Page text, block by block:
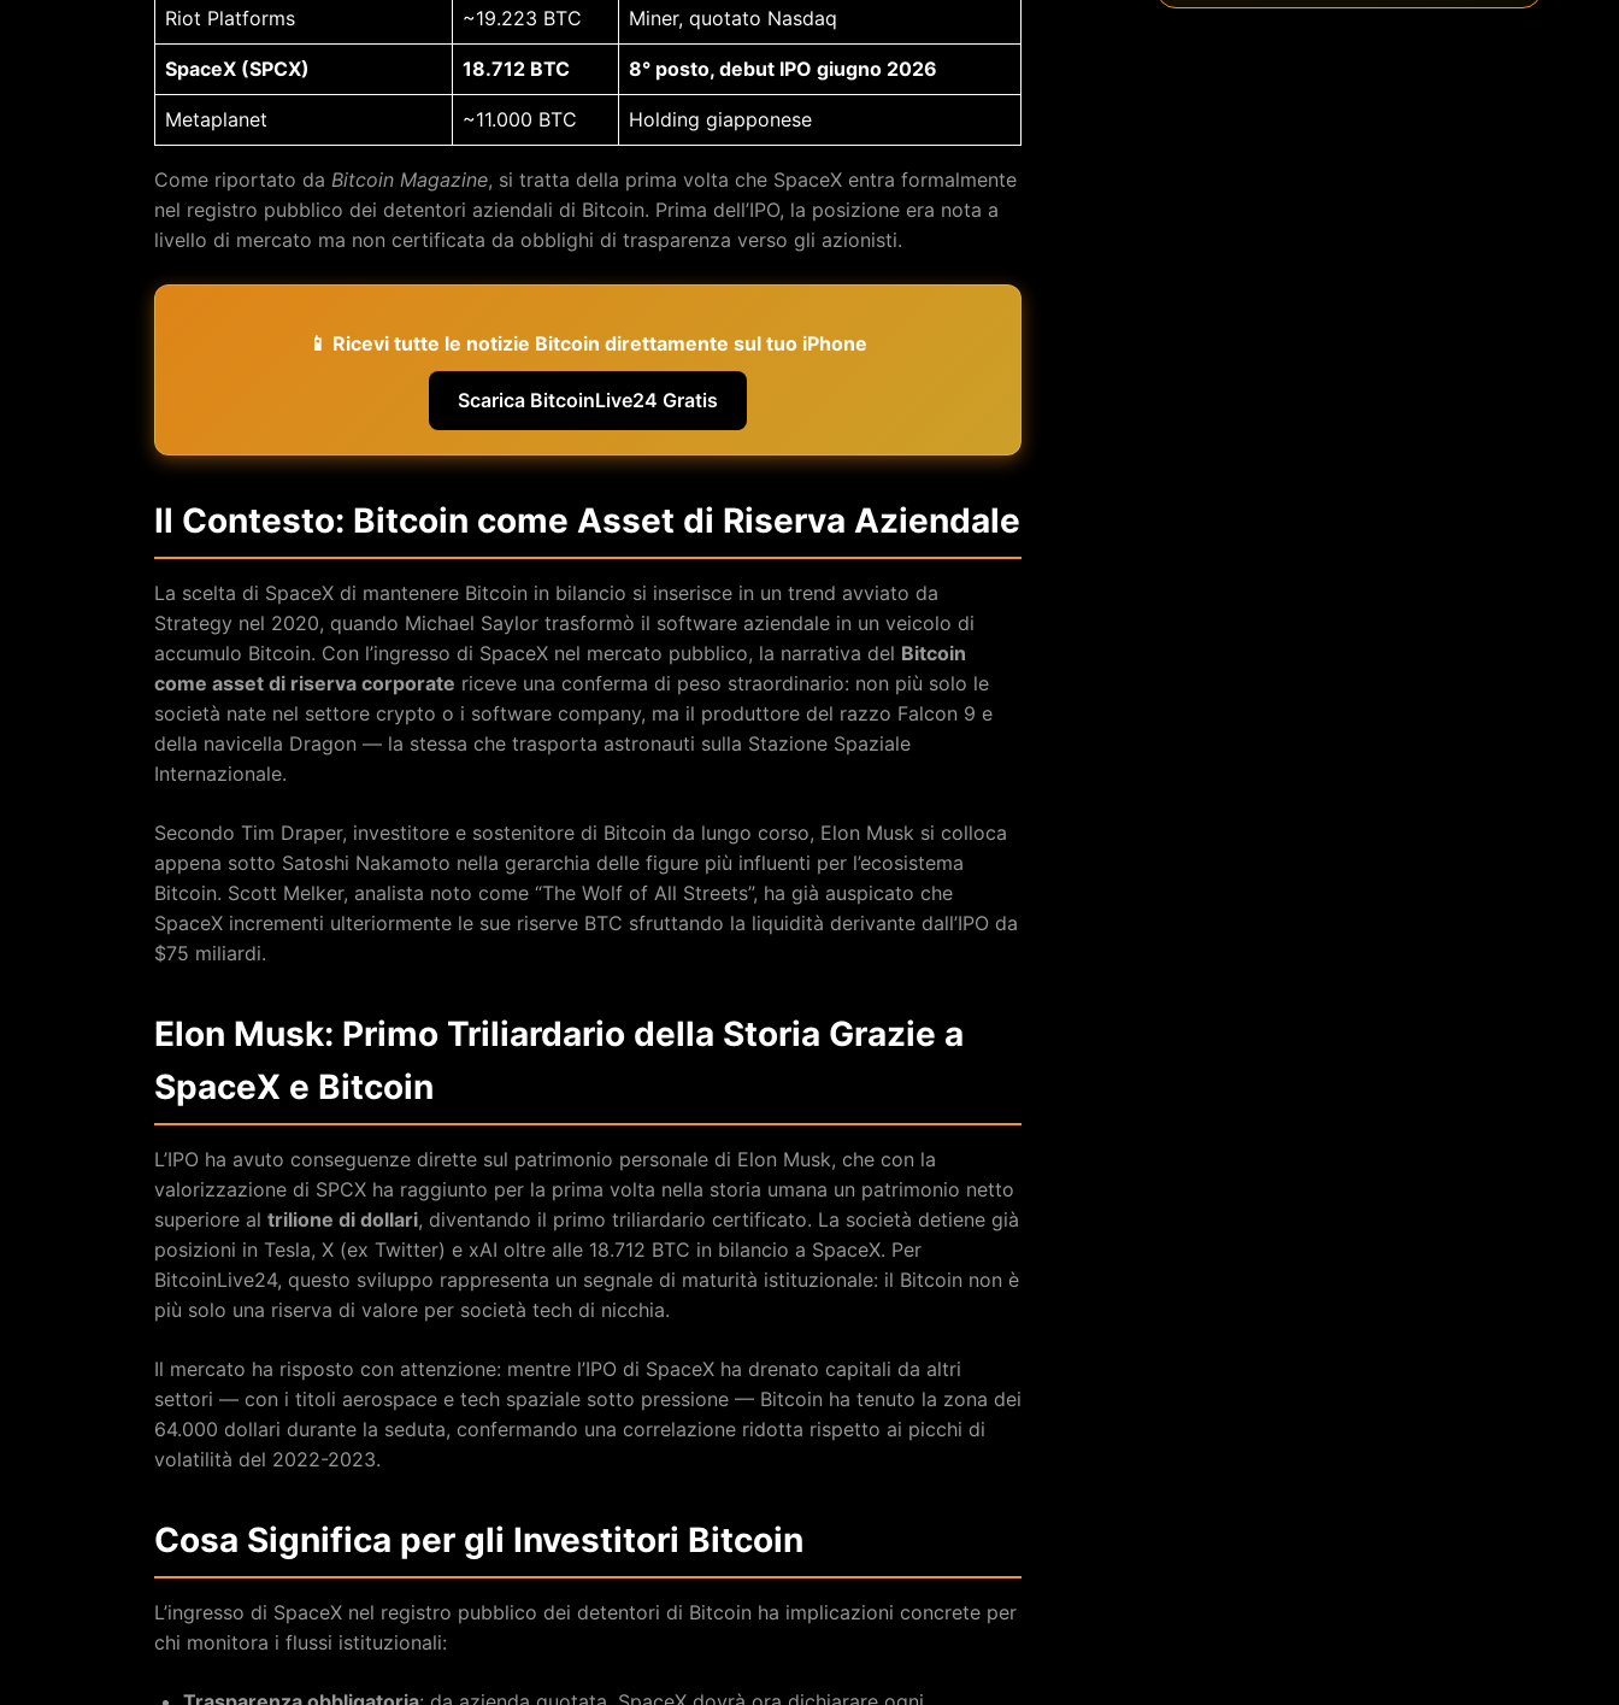
Riot Platforms ~19.223 BTC Miner, quotato Nasdaq
SpaceX (SPCX) 18.712 BTC 8° posto, debut IPO giugno 2026
Metaplanet ~11.000 BTC Holding giapponese
Come riportato da Bitcoin Magazine, si tratta della prima volta che SpaceX entra formalmente
nel registro pubblico dei detentori aziendali di Bitcoin. Prima dell’IPO, la posizione era nota a
livello di mercato ma non certificata da obblighi di trasparenza verso gli azionisti.
📱 Ricevi tutte le notizie Bitcoin direttamente sul tuo iPhone
Scarica BitcoinLive24 Gratis
Il Contesto: Bitcoin come Asset di Riserva Aziendale
La scelta di SpaceX di mantenere Bitcoin in bilancio si inserisce in un trend avviato da
Strategy nel 2020, quando Michael Saylor trasformò il software aziendale in un veicolo di
accumulo Bitcoin. Con l’ingresso di SpaceX nel mercato pubblico, la narrativa del Bitcoin
come asset di riserva corporate riceve una conferma di peso straordinario: non più solo le
società nate nel settore crypto o i software company, ma il produttore del razzo Falcon 9 e
della navicella Dragon — la stessa che trasporta astronauti sulla Stazione Spaziale
Internazionale.
Secondo Tim Draper, investitore e sostenitore di Bitcoin da lungo corso, Elon Musk si colloca
appena sotto Satoshi Nakamoto nella gerarchia delle figure più influenti per l’ecosistema
Bitcoin. Scott Melker, analista noto come “The Wolf of All Streets”, ha già auspicato che
SpaceX incrementi ulteriormente le sue riserve BTC sfruttando la liquidità derivante dall’IPO da
$75 miliardi.
Elon Musk: Primo Triliardario della Storia Grazie a
SpaceX e Bitcoin
L’IPO ha avuto conseguenze dirette sul patrimonio personale di Elon Musk, che con la
valorizzazione di SPCX ha raggiunto per la prima volta nella storia umana un patrimonio netto
superiore al trilione di dollari, diventando il primo triliardario certificato. La società detiene già
posizioni in Tesla, X (ex Twitter) e xAI oltre alle 18.712 BTC in bilancio a SpaceX. Per
BitcoinLive24, questo sviluppo rappresenta un segnale di maturità istituzionale: il Bitcoin non è
più solo una riserva di valore per società tech di nicchia.
Il mercato ha risposto con attenzione: mentre l’IPO di SpaceX ha drenato capitali da altri
settori — con i titoli aerospace e tech spaziale sotto pressione — Bitcoin ha tenuto la zona dei
64.000 dollari durante la seduta, confermando una correlazione ridotta rispetto ai picchi di
volatilità del 2022-2023.
Cosa Significa per gli Investitori Bitcoin
L’ingresso di SpaceX nel registro pubblico dei detentori di Bitcoin ha implicazioni concrete per
chi monitora i flussi istituzionali: